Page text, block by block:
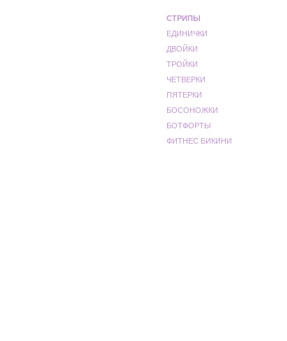
СТРИПЫ
ЕДИНИЧКИ
ДВОЙКИ
ТРОЙКИ
ЧЕТВЕРКИ
ПЯТЕРКИ
БОСОНОЖКИ
БОТФОРТЫ
ФИТНЕС БИКИНИ